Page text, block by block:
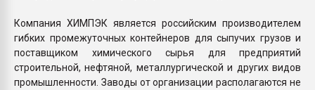
Компания ХИМПЭК является российским производителем
гибких промежуточных контейнеров для сыпучих грузов и
поставщиком химического сырья для предприятий
строительной, нефтяной, металлургической и других видов
промышленности. Заводы от организации располагаются не